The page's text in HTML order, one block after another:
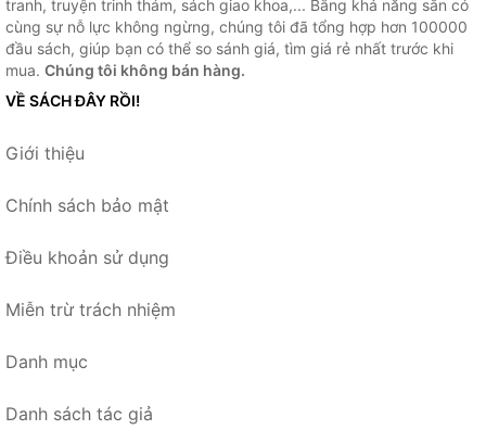
tranh, truyện trinh thám, sách giao khoa,... Bằng khả năng sẵn có
cùng sự nỗ lực không ngừng, chúng tôi đã tổng hợp hơn 100000
đầu sách, giúp bạn có thể so sánh giá, tìm giá rẻ nhất trước khi
mua. Chúng tôi không bán hàng.
VỀ SÁCH ĐÂY RỒI!
Giới thiệu
Chính sách bảo mật
Điều khoản sử dụng
Miễn trừ trách nhiệm
Danh mục
Danh sách tác giả